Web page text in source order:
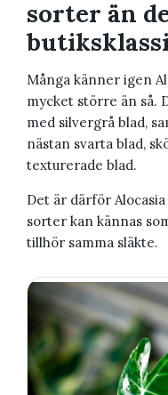
sorter än
Många känner igen
mycket större än så.
med silvergrå blad,
nästan svarta blad,
texturerade blad.
Det är därför
sorter kan kännas
tillhör samma släkte.